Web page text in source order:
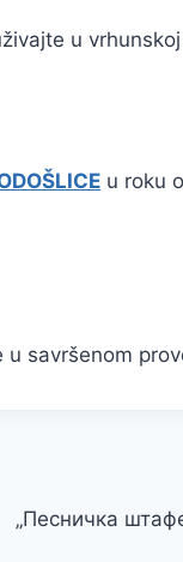
u
u roku
savršenom
„Песничка